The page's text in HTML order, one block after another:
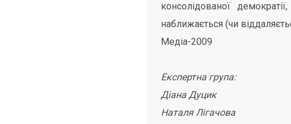
консолідованої
наближається (чи
Медіа-2009
Експертна група:
Діана Дуцик
Наталя Лігачова